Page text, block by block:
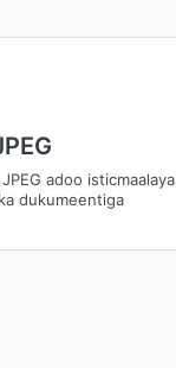
adoo isticmaalaya
dukumeentiga